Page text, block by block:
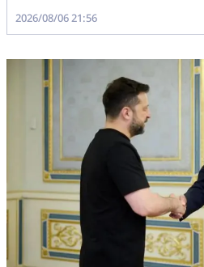
2026/08/06 21:56